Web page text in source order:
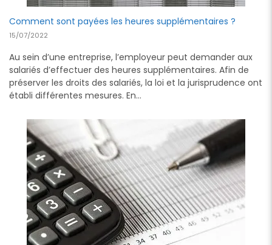
Comment sont payées les heures supplémentaires ?
15/07/2022
Au sein d’une entreprise, l’employeur peut demander aux
salariés d’effectuer des heures supplémentaires. Afin de
préserver les droits des salariés, la loi et la jurisprudence ont
établi différentes mesures. En…